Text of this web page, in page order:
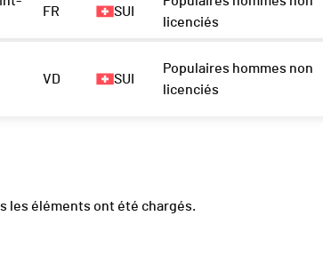
FR SUI
licenciés
VD SUI
Populaires hommes non
licenciés
les éléments ont été chargés.